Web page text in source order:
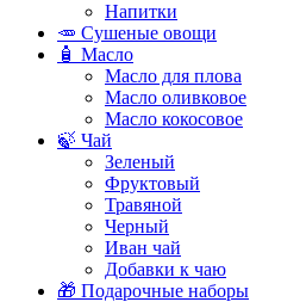
Напитки
🥕 Сушеные овощи
🧴 Масло
Масло для плова
Масло оливковое
Масло кокосовое
🍃 Чай
Зеленый
Фруктовый
Травяной
Черный
Иван чай
Добавки к чаю
🎁 Подарочные наборы